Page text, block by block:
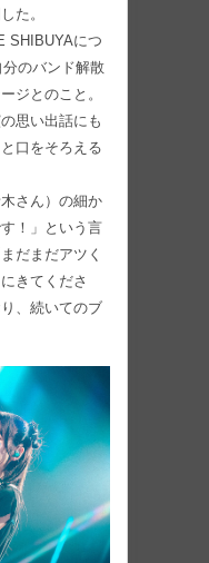
た。
SHIBUYAにつ
のバンド解散
ジとのこと。
思い出話にも
口をそろえる
さん）の細か
！」という言
だまだアツく
きてくださ
、続いてのブ